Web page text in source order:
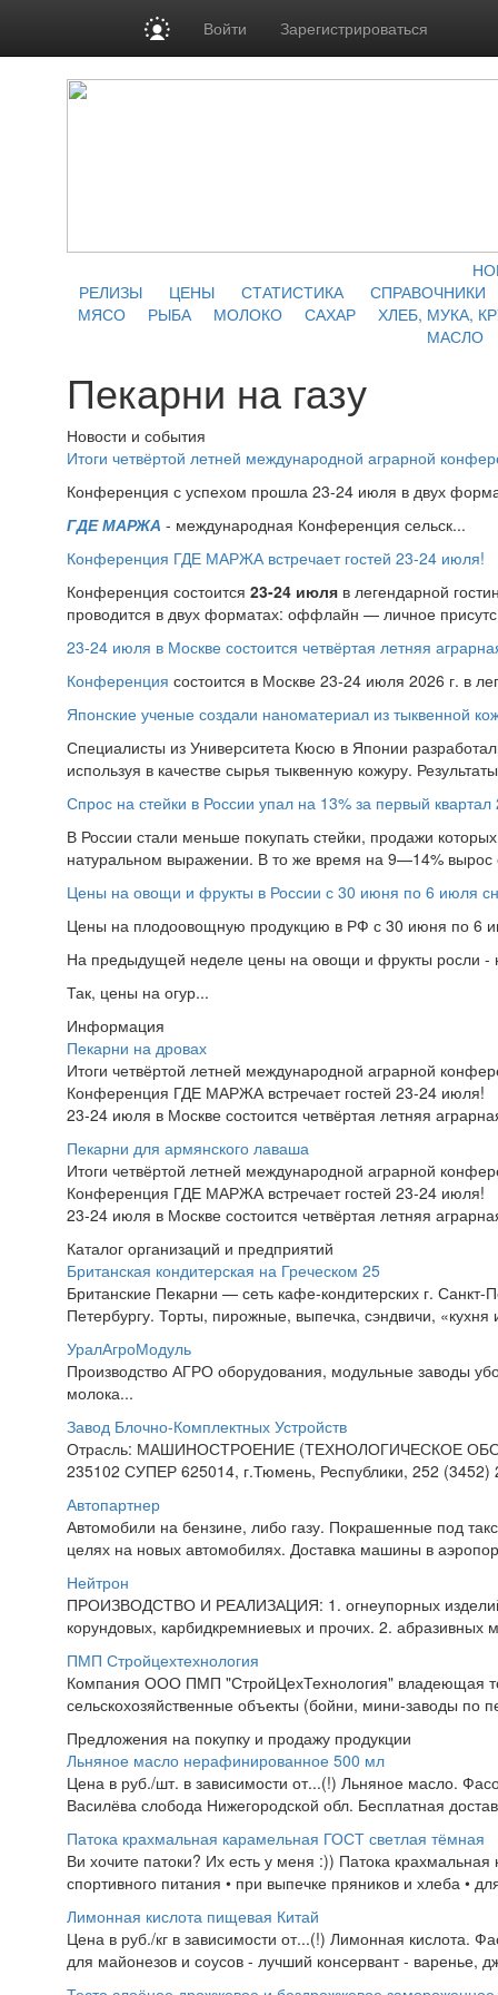
Войти Зарегистрироваться
РЕЛИЗЫ
ЦЕНЫ СТАТИСТИКА
СПРАВОЧНИКИ
МЯСО
РЫБА МОЛОКО САХАР
ХЛЕБ, МУКА,
МАСЛО
Пекарни на газу
Новости и события
Итоги четвёртой летней международной аграрной
Конференция с успехом прошла 23-24 июля в двух
ГДЕ МАРЖА - международная Конференция сельск...
Конференция ГДЕ МАРЖА встречает гостей 23-24 июля!
Конференция состоится 23-24 июля в легендарной
проводится в двух форматах: оффлайн — личное
23-24 июля в Москве состоится четвёртая летняя
Конференция состоится в Москве 23-24 июля 2026 г. в
Японские ученые создали наноматериал из тыквенной
Специалисты из Университета Кюсю в Японии
используя в качестве сырья тыквенную кожуру.
Спрос на стейки в России упал на 13% за первый квартал
В России стали меньше покупать стейки, продажи
натуральном выражении. В то же время на 9—14%
Цены на овощи и фрукты в России с 30 июня по 6 июля
Цены на плодоовощную продукцию в РФ с 30 июня по 6
На предыдущей неделе цены на овощи и фрукты росли -
Так, цены на огур...
Информация
Пекарни на дровах
Итоги четвёртой летней международной аграрной
Конференция ГДЕ МАРЖА встречает гостей 23-24 июля!
23-24 июля в Москве состоится четвёртая летняя
Пекарни для армянского лаваша
Итоги четвёртой летней международной аграрной
Конференция ГДЕ МАРЖА встречает гостей 23-24 июля!
23-24 июля в Москве состоится четвёртая летняя
Каталог организаций и предприятий
Британская кондитерская на Греческом 25
Британские Пекарни — сеть кафе-кондитерских г. Санкт-
Петербургу. Торты, пирожные, выпечка, сэндвичи,
УралАгроМодуль
Производство АГРО оборудования, модульные заводы
молока...
Завод Блочно-Комплектных Устройств
Отрасль: МАШИНОСТРОЕНИЕ (ТЕХНОЛОГИЧЕСКОЕ
235102 СУПЕР 625014, г.Тюмень, Республики, 252
Автопартнер
Автомобили на бензине, либо газу. Покрашенные под
целях на новых автомобилях. Доставка машины в
Нейтрон
ПРОИЗВОДСТВО И РЕАЛИЗАЦИЯ: 1. огнеупорных изделий
корундовых, карбидкремниевых и прочих. 2. абразивных
ПМП Стройцехтехнология
Компания ООО ПМП "СтройЦехТехнология" владеющая
сельскохозяйственные объекты (бойни, мини-заводы по
Предложения на покупку и продажу продукции
Льняное масло нерафинированное 500 мл
Цена в руб./шт. в зависимости от...(!) Льняное масло.
Василёва слобода Нижегородской обл. Бесплатная
Патока крахмальная карамельная ГОСТ светлая тёмная
Ви хочите патоки? Их есть у меня :)) Патока
спортивного питания • при выпечке пряников и хлеба •
Лимонная кислота пищевая Китай
Цена в руб./кг в зависимости от...(!) Лимонная кислота.
для майонезов и соусов - лучший консервант - варенье,